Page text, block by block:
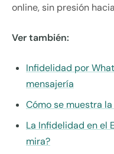
online, sin presión
Ver también:
Infidelidad por
mensajería
Cómo se muestra
La Infidelidad en el
mira?